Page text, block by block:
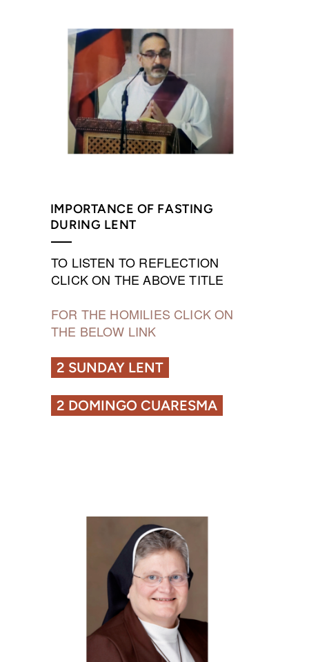
IMPORTANCE OF FASTING
DURING LENT
TO LISTEN TO REFLECTION
CLICK ON THE ABOVE TITLE
FOR THE HOMILIES CLICK ON
THE BELOW LINK
2 SUNDAY LENT
2 DOMINGO CUARESMA